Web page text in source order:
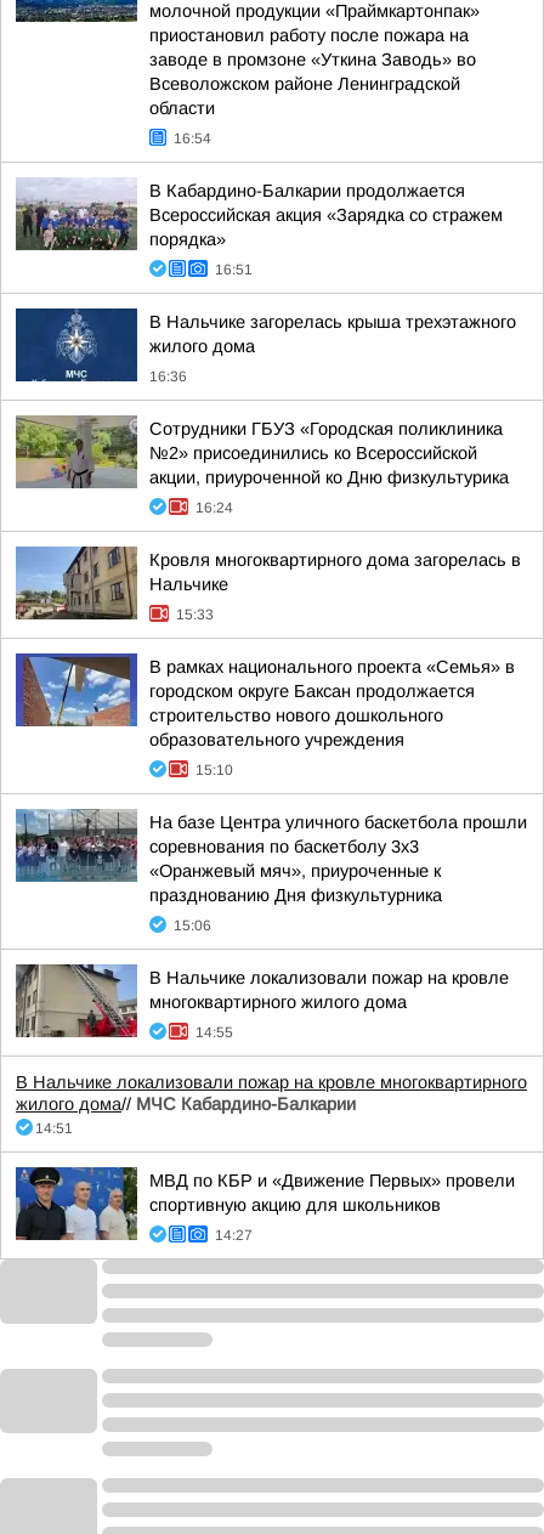
молочной продукции «Праймкартонпак»
приостановил работу после пожара на
заводе в промзоне «Уткина Заводь» во
Всеволожском районе Ленинградской
области
16:54
В Кабардино-Балкарии продолжается
Всероссийская акция «Зарядка со стражем
порядка»
16:51
В Нальчике загорелась крыша трехэтажного
жилого дома
16:36
Сотрудники ГБУЗ «Городская поликлиника
№2» присоединились ко Всероссийской
акции, приуроченной ко Дню физкультурика
16:24
Кровля многоквартирного дома загорелась в
Нальчике
15:33
В рамках национального проекта «Семья» в
городском округе Баксан продолжается
строительство нового дошкольного
образовательного учреждения
15:10
На базе Центра уличного баскетбола прошли
соревнования по баскетболу 3x3
«Оранжевый мяч», приуроченные к
празднованию Дня физкультурника
15:06
В Нальчике локализовали пожар на кровле
многоквартирного жилого дома
14:55
В Нальчике локализовали пожар на кровле многоквартирного
жилого дома// МЧС Кабардино-Балкарии
14:51
МВД по КБР и «Движение Первых» провели
спортивную акцию для школьников
14:27